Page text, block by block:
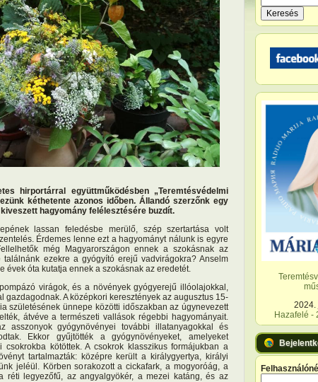
hirportárral együttműködésben „Teremtésvédelmi
kéthetente azonos időben. Állandó szerzőnk egy
hagyomány felélesztésére buzdít.
lassan feledésbe merülő, szép szertartása volt
Érdemes lenne ezt a hagyományt nálunk is egyre
még Magyarországon ennek a szokásnak az
ezekre a gyógyító erejű vadvirágokra? Anselm
évek óta kutatja ennek a szokásnak az eredetét.
virágok, és a növények gyógyerejű illóolajokkal,
gazdagodnak. A középkori keresztények az augusztus 15-
születésének ünnepe közötti időszakban az úgynevezett
átvéve a természeti vallások régebbi hagyományait.
asszonyok gyógynövényei további illatanyagokkal és
Ekkor gyűjtötték a gyógynövényeket, amelyeket
csokrokba kötöttek. A csokrok klasszikus formájukban a
tartalmazták: középre került a királygyertya, királyi
jeléül. Körben sorakozott a cickafark, a mogyoróág, a
réti legyezőfű, az angyalgyökér, a mezei katáng, és az
2024.
Hazafelé -